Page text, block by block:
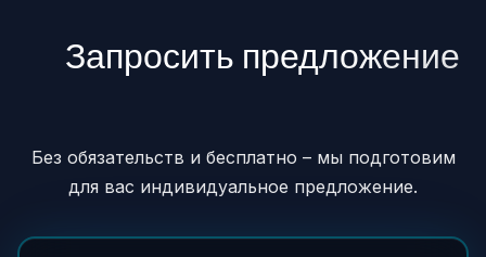
Запросить предложение
Без обязательств и бесплатно – мы подготовим
для вас индивидуальное предложение.